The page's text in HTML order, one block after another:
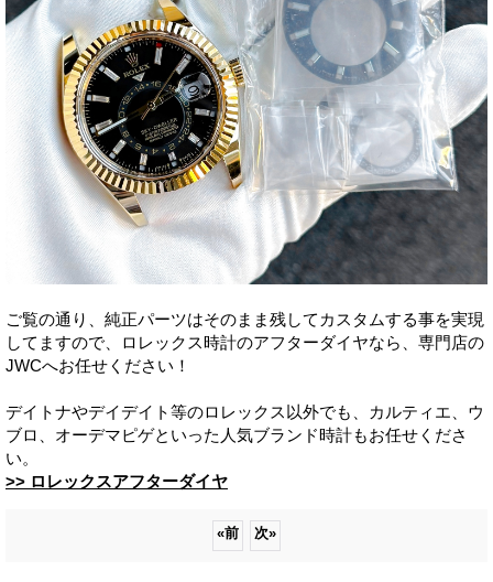
ご覧の通り、純正パーツはそのまま残してカスタムする事を実現
してますので、ロレックス時計のアフターダイヤなら、専門店の
JWCへお任せください！
デイトナやデイデイト等のロレックス以外でも、カルティエ、ウ
ブロ、オーデマピゲといった人気ブランド時計もお任せくださ
い。
>> ロレックスアフターダイヤ
«前 次»